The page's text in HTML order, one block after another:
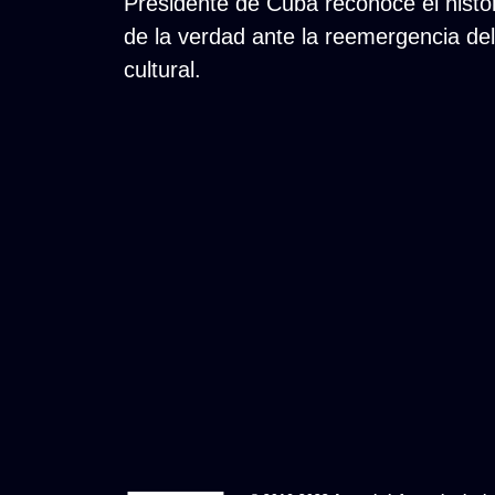
de la verdad ante la reemergencia
cultural.